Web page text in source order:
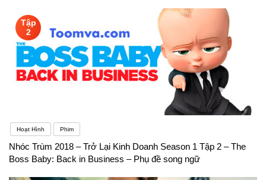
Tập
2
Hoạt Hình Phim
Nhóc Trùm 2018 – Trở Lại Kinh Doanh Season 1 Tập 2 – The
Boss Baby: Back in Business – Phụ đề song ngữ